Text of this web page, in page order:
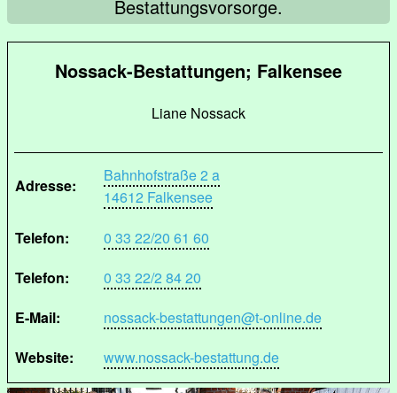
Bestattungsvorsorge.
Nossack-Bestattungen; Falkensee
Liane Nossack
Adresse:
Bahnhofstraße 2 a
14612 Falkensee
Telefon:
0 33 22/20 61 60
Telefon:
0 33 22/2 84 20
E-Mail:
nossack-bestattungen@t-online.de
Website:
www.nossack-bestattung.de